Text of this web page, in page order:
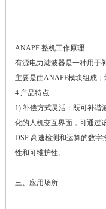
ANAPF 整机工作原理
有源电力滤波器是一种用于
主要是由ANAPF模块组成
4.产品特点
1) 补偿方式灵活：既可补谐
化的人机交互界面，可通过
DSP 高速检测和运算的数
性和可维护性。
三、应用场所